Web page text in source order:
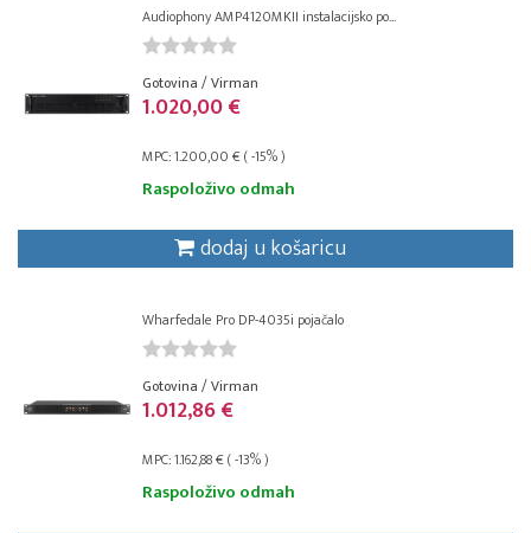
Audiophony AMP4120MKII instalacijsko po...
Gotovina / Virman
1.020,00 €
MPC: 1.200,00 € ( -15% )
Raspoloživo odmah
dodaj u košaricu
Wharfedale Pro DP-4035i pojačalo
Gotovina / Virman
1.012,86 €
MPC: 1.162,88 € ( -13% )
Raspoloživo odmah